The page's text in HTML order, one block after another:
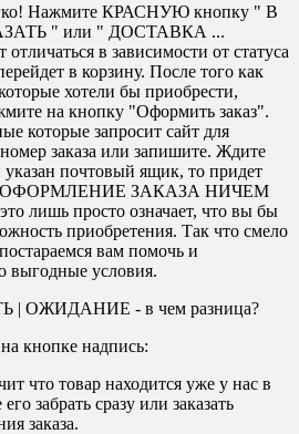
Нажмите КРАСНУЮ кнопку " В
" или " ДОСТАВКА ...
в зависимости от статуса
в корзину. После того как
хотели бы приобрести,
на кнопку "Оформить заказ".
которые запросит сайт для
заказа или запишите. Ждите
указан почтовый ящик, то придет
ОФОРМЛЕНИЕ ЗАКАЗА НИЧЕМ
просто означает, что вы бы
приобретения. Так что смело
вам помочь и
выгодные условия.
| ОЖИДАНИЕ - в чем разница?
кнопке надпись:
что товар находится уже у нас в
забрать сразу или заказать
заказа.